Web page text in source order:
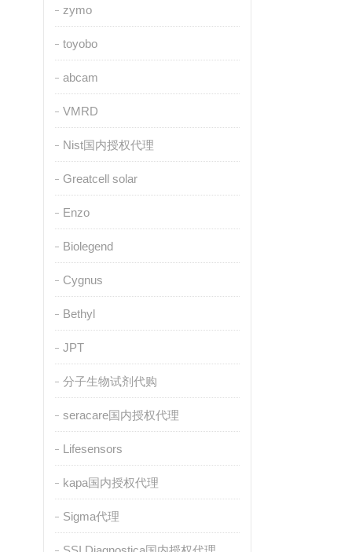
zymo
toyobo
abcam
VMRD
Nist国内授权代理
Greatcell solar
Enzo
Biolegend
Cygnus
Bethyl
JPT
分子生物试剂代购
seracare国内授权代理
Lifesensors
kapa国内授权代理
Sigma代理